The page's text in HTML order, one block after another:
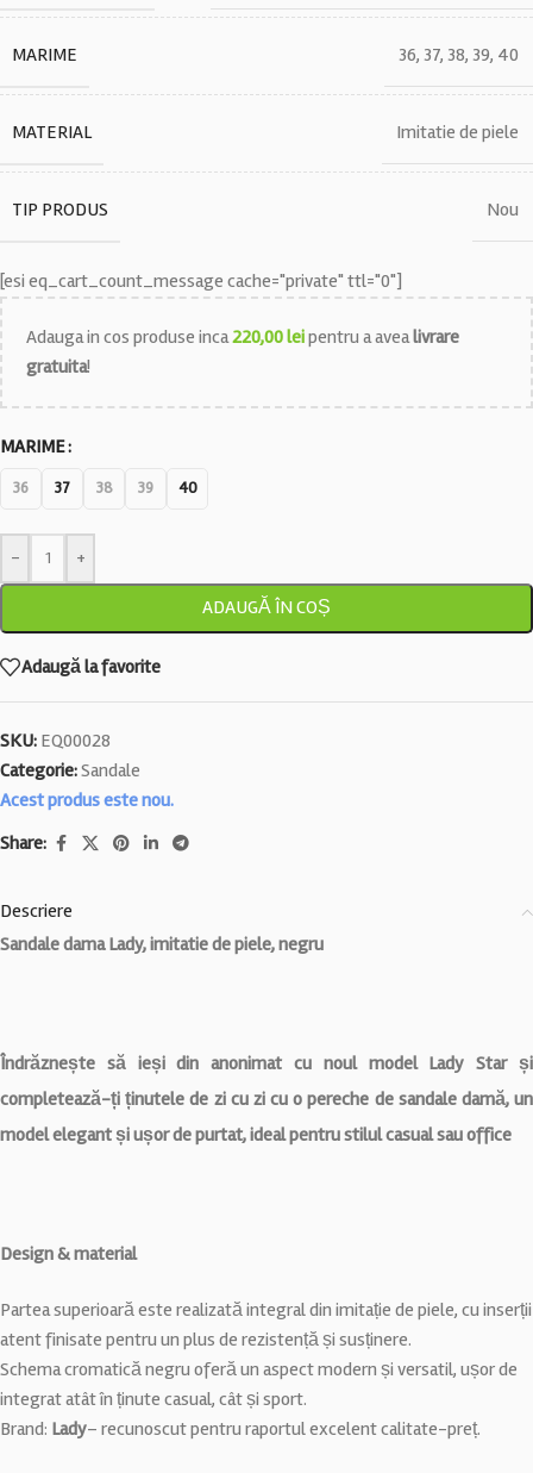
MARIME 36, 37, 38, 39, 40
MATERIAL Imitatie de piele
TIP PRODUS Nou
[esi eq_cart_count_message cache="private" ttl="0"]
Adauga in cos produse inca220,00leipentru a avealivrare
gratuita!
MARIME
36 37 38 39 40
- +
ADAUGĂ ÎN COȘ
Adaugă la favorite
SKU: EQ00028
Categorie:Sandale
Acest produs este nou.
Share:
Descriere
Sandale dama Lady, imitatie de piele, negru
Îndrăznește să ieși din anonimat cu noul model Lady Star și
completează-ți ținutele de zi cu zi cu o pereche de sandale damă, un
model elegant și ușor de purtat, ideal pentru stilul casual sau office
Design & material
Partea superioară este realizată integral din imitație de piele, cu inserții
atent finisate pentru un plus de rezistență și susținere.
Schema cromatică negru oferă un aspect modern și versatil, ușor de
integrat atât în ținute casual, cât și sport.
Brand: Lady– recunoscut pentru raportul excelent calitate-preț.